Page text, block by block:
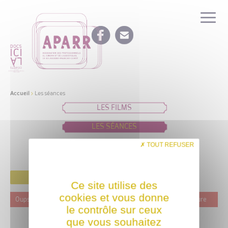
Accueil > Les séances
LES FILMS
LES SÉANCES
IDÉES DE PROGRAMMATION
Oups ! Ce film n'est programmé actuellement dans aucune structure
Ce site utilise des
cookies et vous donne
le contrôle sur ceux
que vous souhaitez
TOUT REFUSER